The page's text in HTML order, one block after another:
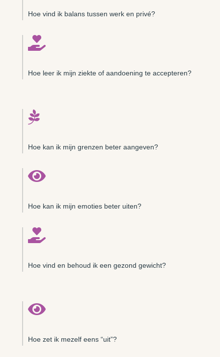
Hoe vind ik balans tussen werk en privé?

Hoe leer ik mijn ziekte of aandoening te accepteren?

Hoe kan ik mijn grenzen beter aangeven?

Hoe kan ik mijn emoties beter uiten?

Hoe vind en behoud ik een gezond gewicht?

Hoe zet ik mezelf eens “uit”?